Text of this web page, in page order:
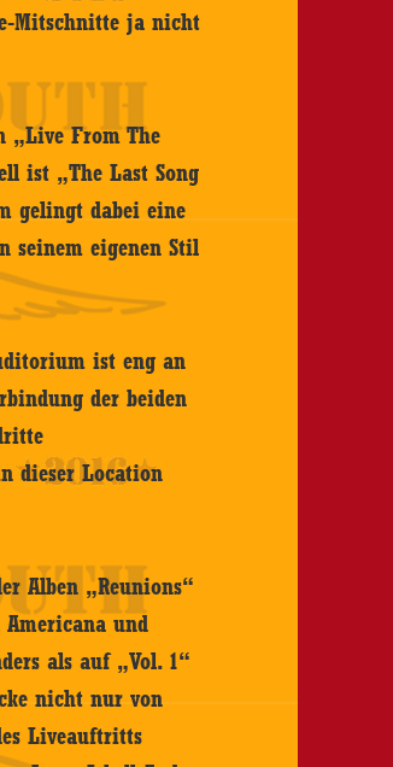
Mitschnitte ja nicht
„Live From The
ist „The Last Song
gelingt dabei eine
seinem eigenen Stil
ist eng an
der beiden
dieser Location
Alben „Reunions“
Americana und
als auf „Vol. 1“
nicht nur von
Liveauftritts